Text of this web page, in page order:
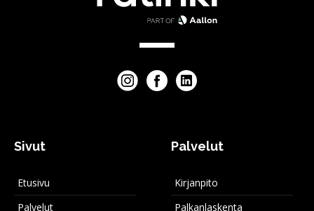
Sivut
Etusivu
Palvelut
Palvelut
Kirjanpito
Palkanlaskenta